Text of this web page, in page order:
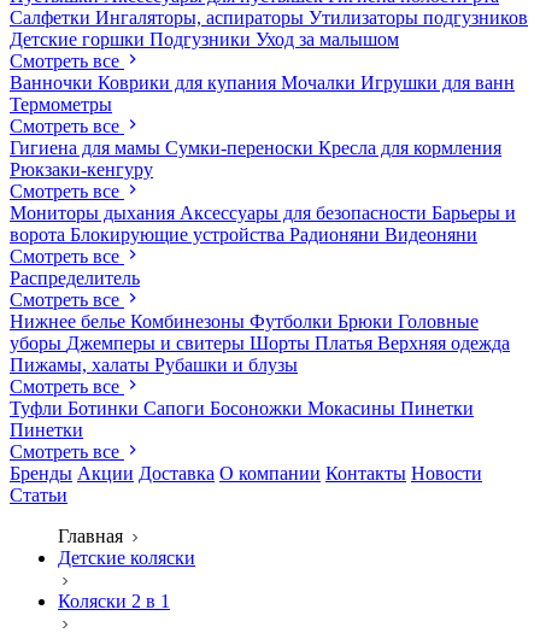
Салфетки Ингаляторы, аспираторы Утилизаторы подгузников
Детские горшки Подгузники Уход за малышом
Смотреть все
Ванночки Коврики для купания Мочалки Игрушки для ванн
Термометры
Смотреть все
Гигиена для мамы Сумки-переноски Кресла для кормления
Рюкзаки-кенгуру
Смотреть все
Мониторы дыхания Аксессуары для безопасности Барьеры и
ворота Блокирующие устройства Радионяни Видеоняни
Смотреть все
Распределитель
Смотреть все
Нижнее белье Комбинезоны Футболки Брюки Головные
уборы Джемперы и свитеры Шорты Платья Верхняя одежда
Пижамы, халаты Рубашки и блузы
Смотреть все
Туфли Ботинки Сапоги Босоножки Мокасины Пинетки
Пинетки
Смотреть все
Бренды Акции Доставка О компании Контакты Новости
Статьи
Главная
Детские коляски
Коляски 2 в 1